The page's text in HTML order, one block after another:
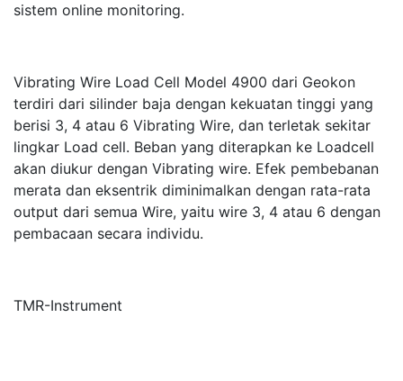
sistem online monitoring.
Vibrating Wire Load Cell Model 4900 dari Geokon
terdiri dari silinder baja dengan kekuatan tinggi yang
berisi 3, 4 atau 6 Vibrating Wire, dan terletak sekitar
lingkar Load cell. Beban yang diterapkan ke Loadcell
akan diukur dengan Vibrating wire. Efek pembebanan
merata dan eksentrik diminimalkan dengan rata-rata
output dari semua Wire, yaitu wire 3, 4 atau 6 dengan
pembacaan secara individu.
TMR-Instrument